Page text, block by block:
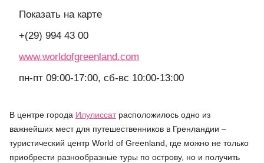
Показать на карте
+(29) 994 43 00
www.worldofgreenland.com
пн-пт 09:00-17:00, сб-вс 10:00-13:00
В центре города Илулиссатрасположилось одно из
важнейших мест для путешественников в Гренландии –
туристический центр World of Greenland, где можно не только
приобрести разнообразные туры по острову, но и получить